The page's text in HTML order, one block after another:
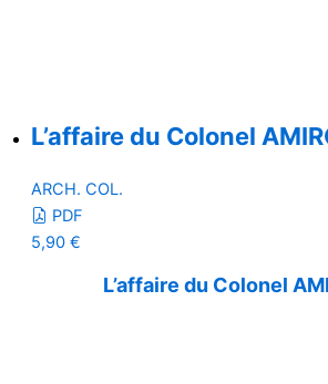
L’affaire du Colonel
ARCH. COL.
PDF
5,90 €
L’affaire du Colonel